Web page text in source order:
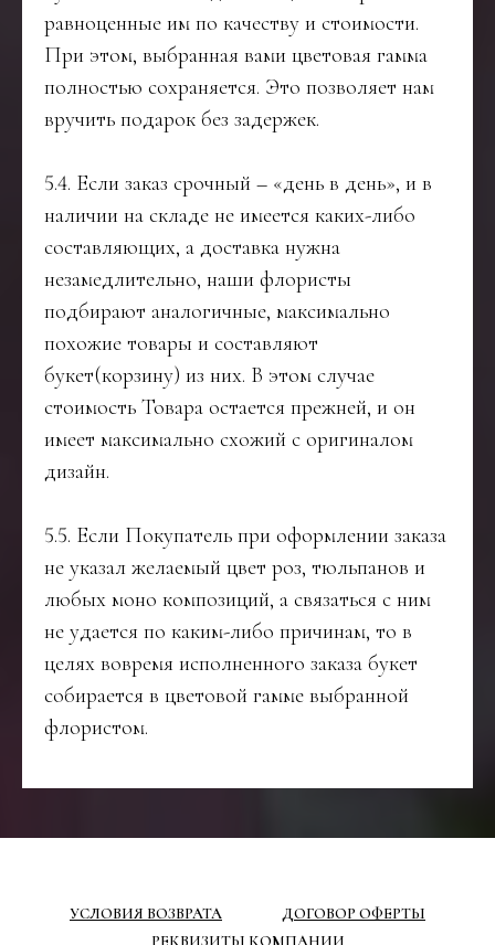
равноценные им по качеству и стоимости.
При этом, выбранная вами цветовая гамма
полностью сохраняется. Это позволяет нам
вручить подарок без задержек.
5.4. Если заказ срочный – «день в день», и в
наличии на складе не имеется каких-либо
составляющих, а доставка нужна
незамедлительно, наши флористы
подбирают аналогичные, максимально
похожие товары и составляют
букет(корзину) из них. В этом случае
стоимость Товара остается прежней, и он
имеет максимально схожий с оригиналом
дизайн.
5.5. Если Покупатель при оформлении заказа
не указал желаемый цвет роз, тюльпанов и
любых моно композиций, а связаться с ним
не удается по каким-либо причинам, то в
целях вовремя исполненного заказа букет
собирается в цветовой гамме выбранной
флористом.
УСЛОВИЯ ВОЗВРАТА
ДОГОВОР ОФЕРТЫ
РЕКВИЗИТЫ КОМПАНИИ